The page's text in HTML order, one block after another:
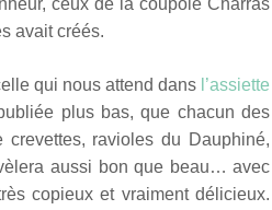
avait créés.
qui nous attend dans l’assiette
plus bas, que chacun des
ravioles du Dauphiné,
aussi bon que beau… avec
copieux et vraiment délicieux.